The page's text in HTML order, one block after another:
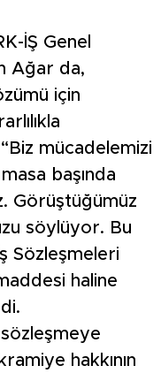
İŞ Genel
Ağar da,
için
mücadelemizi
başında
Görüştüğümüz
söylüyor. Bu
Sözleşmeleri
haline
hakkının